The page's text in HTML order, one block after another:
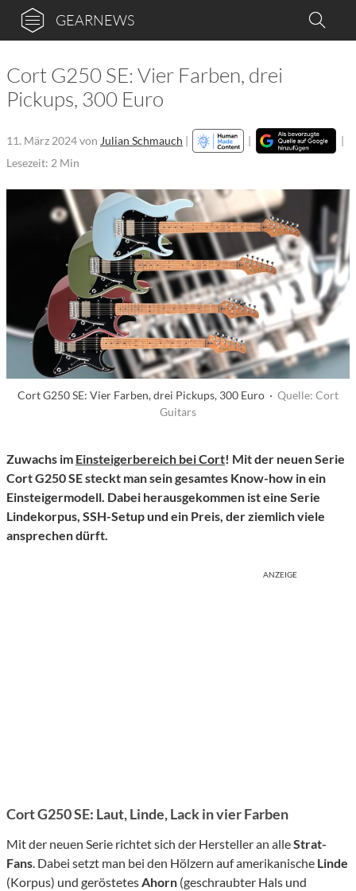
GEARNEWS
Cort G250 SE: Vier Farben, drei
Pickups, 300 Euro
11. März 2024von Julian Schmauch | |
|
Lesezeit: 2 Min
Cort G250 SE: Vier Farben, drei Pickups, 300 Euro · Quelle: Cort
Guitars
Zuwachs im Einsteigerbereich bei Cort! Mit der neuen Serie
Cort G250 SE steckt man sein gesamtes Know-how in ein
Einsteigermodell. Dabei herausgekommen ist eine Serie
Lindekorpus, SSH-Setup und ein Preis, der ziemlich viele
ansprechen dürft.
ANZEIGE
Cort G250 SE: Laut, Linde, Lack in vier Farben
Mit der neuen Serie richtet sich der Hersteller an alleStrat-
Fans. Dabei setzt man bei den Hölzern auf amerikanische Linde
(Korpus) und geröstetesAhorn (geschraubter Hals und